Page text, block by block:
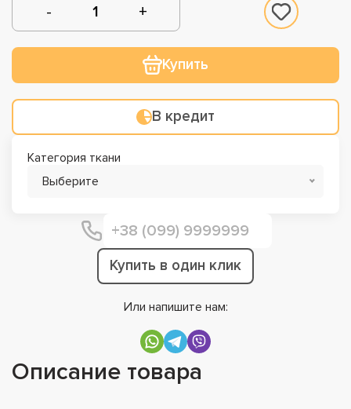
Купить
В кредит
Категория ткани
Выберите
Купить в один клик
Или напишите нам:
Описание товара